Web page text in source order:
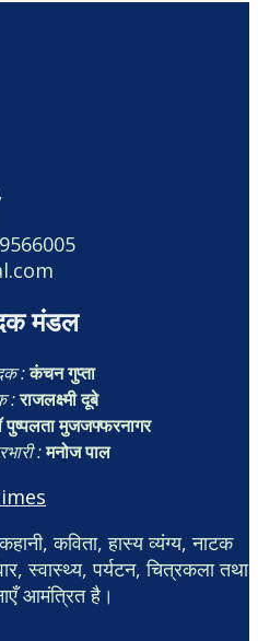
मंडल
:कंचन गुप्ता
:राजलक्ष्मी दूबे
पुष्पलता मुजजफ्फरनागर
:मनोज पाल
कविता, हास्य व्यंग्य, नाटक
स्वास्थ्य, पर्यटन, चित्रकला तथा
आमंत्रित है।